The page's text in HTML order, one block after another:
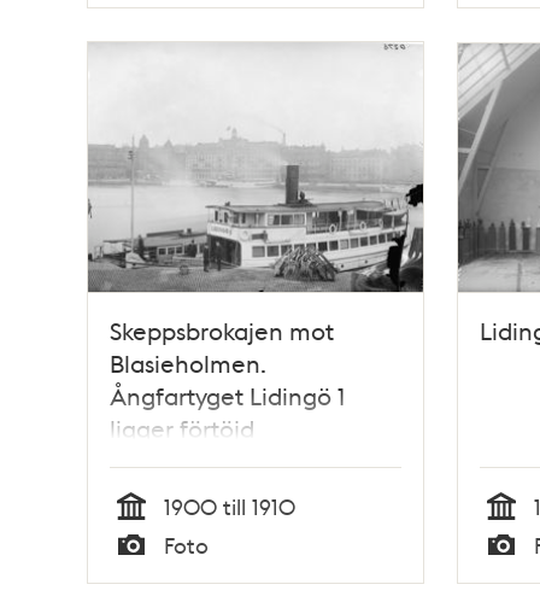
Skeppsbrokajen mot
Blasieholmen.
Ångfartyget Lidingö 1
ligger förtöjd
Tid
1900 till 1910
Typ
Foto Tid
Typ